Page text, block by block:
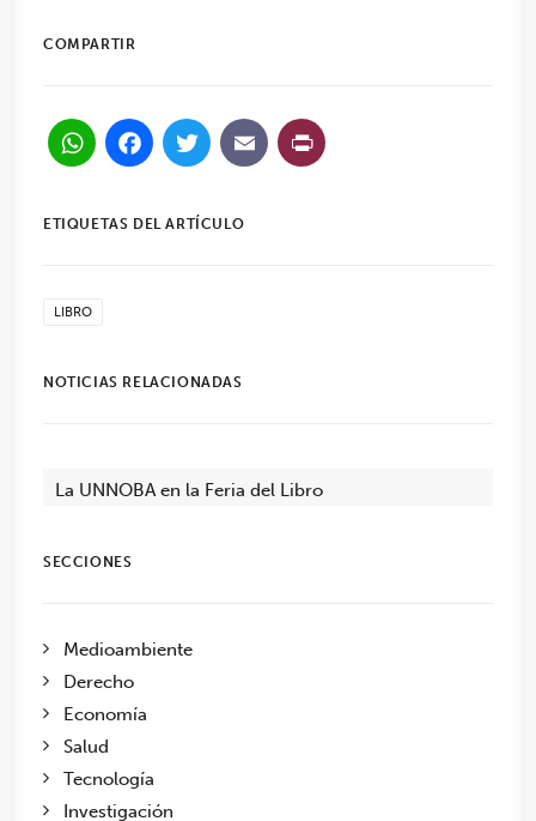
COMPARTIR
WhatsApp
Facebook
Twitter
Email
ETIQUETAS DEL ARTÍCULO
LIBRO
NOTICIAS RELACIONADAS
La UNNOBA en la Feria del Libro
SECCIONES
Medioambiente
Derecho
Economía
Salud
Tecnología
Investigación